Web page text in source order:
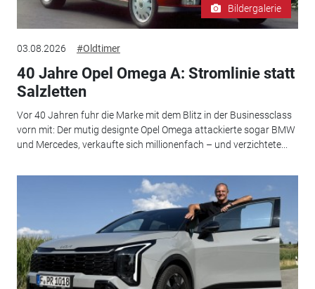
Bildergalerie
03.08.2026 #Oldtimer
40 Jahre Opel Omega A: Stromlinie statt
Salzletten
Vor 40 Jahren fuhr die Marke mit dem Blitz in der Businessclass
vorn mit: Der mutig designte Opel Omega attackierte sogar BMW
und Mercedes, verkaufte sich millionenfach – und verzichtete...